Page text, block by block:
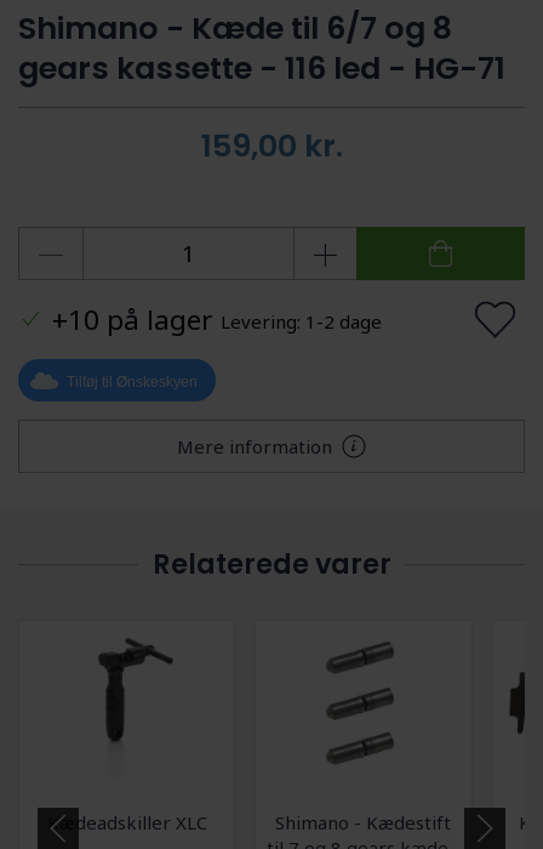
Shimano - Kæde til 6/7 og 8
gears kassette - 116 led - HG-71
159,00 kr.
+10 på lager Levering: 1-2 dage
Tilføj til Ønskeskyen
Mere information
Relaterede varer
Kædeadskiller XLC
Shimano - Kædestift